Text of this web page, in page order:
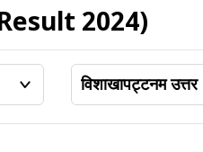
2024)